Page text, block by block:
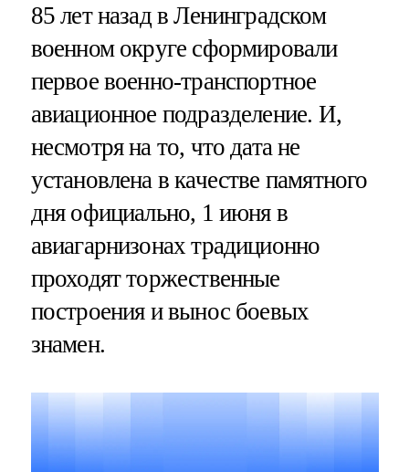
85 лет назад в Ленинградском
военном округе сформировали
первое военно-транспортное
авиационное подразделение. И,
несмотря на то, что дата не
установлена в качестве памятного
дня официально, 1 июня в
авиагарнизонах традиционно
проходят торжественные
построения и вынос боевых
знамен.